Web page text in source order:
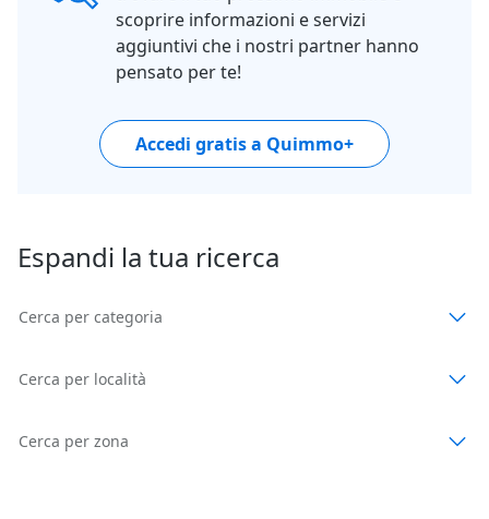
scoprire informazioni e servizi
aggiuntivi che i nostri partner hanno
pensato per te!
Accedi gratis a Quimmo+
Espandi la tua ricerca
Cerca per categoria
Cerca per località
Cerca per zona